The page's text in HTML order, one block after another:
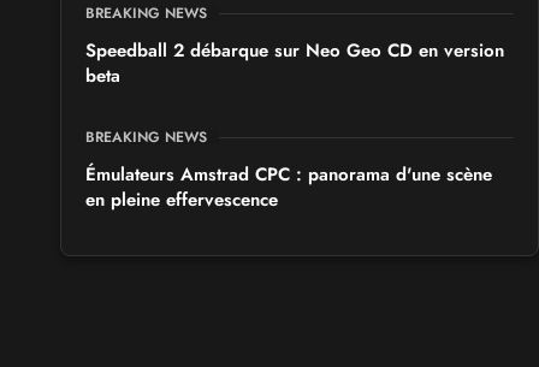
BREAKING NEWS
Speedball 2 débarque sur Neo Geo CD en version
beta
BREAKING NEWS
Émulateurs Amstrad CPC : panorama d'une scène
en pleine effervescence